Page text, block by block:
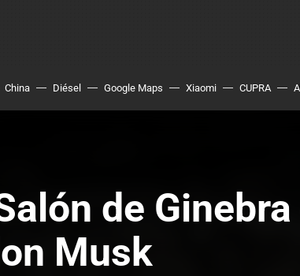
China Diésel Google Maps Xiaomi CUPRA
de
Musk